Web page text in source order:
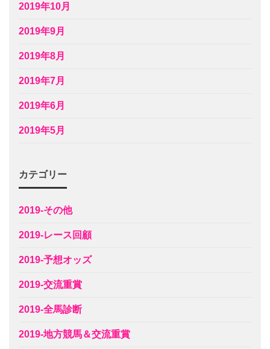
2019年10月
2019年9月
2019年8月
2019年7月
2019年6月
2019年5月
カテゴリー
2019-その他
2019-レース回顧
2019-予想オッズ
2019-交流重賞
2019-全馬診断
2019-地方競馬＆交流重賞